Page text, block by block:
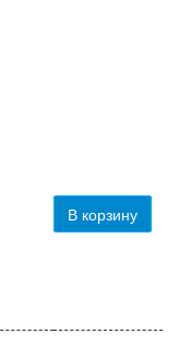
В корзину